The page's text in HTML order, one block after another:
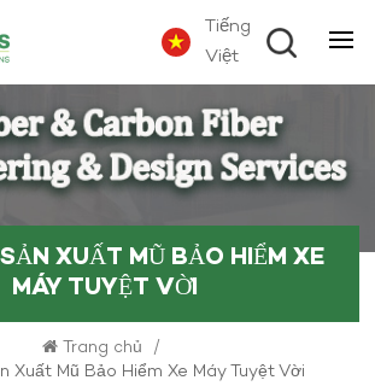
Tiếng
Việt
XUẤT MŨ BẢO HIỂM XE
MÁY TUYỆT VỜI
Trang chủ /
Xuất Mũ Bảo Hiểm Xe Máy Tuyệt Vời